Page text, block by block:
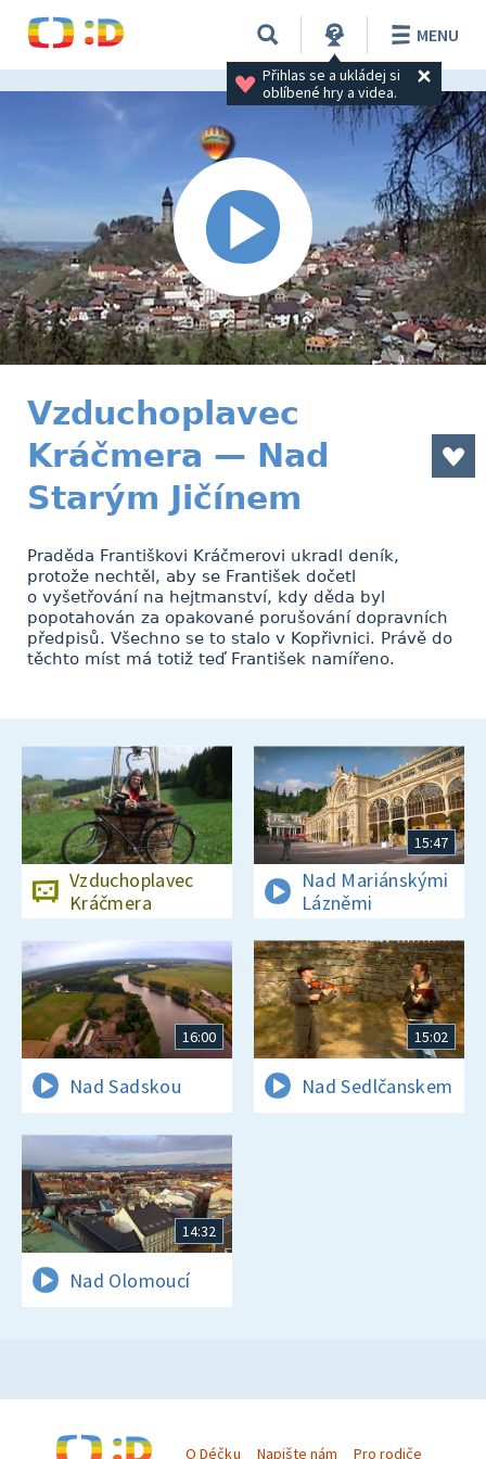
Přihlas se a ukládej si
oblíbené hry a videa.
MENU
Vzduchoplavec
Kráčmera — Nad
Starým Jičínem
Praděda Františkovi Kráčmerovi ukradl deník,
protože nechtěl, aby se František dočetl
o vyšetřování na hejtmanství, kdy děda byl
popotahován za opakované porušování dopravních
předpisů. Všechno se to stalo v Kopřivnici. Právě do
těchto míst má totiž teď František namířeno.
Vzduchoplavec
Kráčmera
15:47
Nad Mariánskými
Lázněmi
16:00
Nad Sadskou
15:02
Nad Sedlčanskem
14:32
Nad Olomoucí
O Déčku Napište nám Pro rodiče